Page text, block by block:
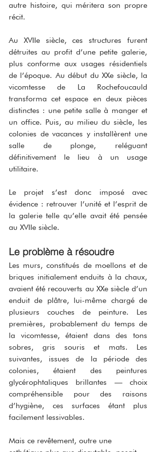
autre histoire, qui méritera son propre
récit.
Au XVIIe siècle, ces structures furent
détruites au profit d’une petite galerie,
plus conforme aux usages résidentiels
de l’époque. Au début du XXe siècle, la
vicomtesse de La Rochefoucauld
transforma cet espace en deux pièces
distinctes : une petite salle à manger et
un office. Puis, au milieu du siècle, les
colonies de vacances y installèrent une
salle de plonge, reléguant
définitivement le lieu à un usage
utilitaire.
Le projet s’est donc imposé avec
évidence : retrouver l’unité et l’esprit de
la galerie telle qu’elle avait été pensée
au XVIIe siècle.
Le problème à résoudre
Les murs, constitués de moellons et de
briques initialement enduits à la chaux,
avaient été recouverts au XXe siècle d’un
enduit de plâtre, lui-même chargé de
plusieurs couches de peinture. Les
premières, probablement du temps de
la vicomtesse, étaient dans des tons
sobres, gris souris et mats. Les
suivantes, issues de la période des
colonies, étaient des peintures
glycérophtaliques brillantes — choix
compréhensible pour des raisons
d’hygiène, ces surfaces étant plus
facilement lessivables.
Mais ce revêtement, outre une